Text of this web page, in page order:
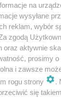
na
wysyłane
reklam, wybór
zgodą
oraz aktywnie
prosimy
i zawsze
rogu strony
.
się